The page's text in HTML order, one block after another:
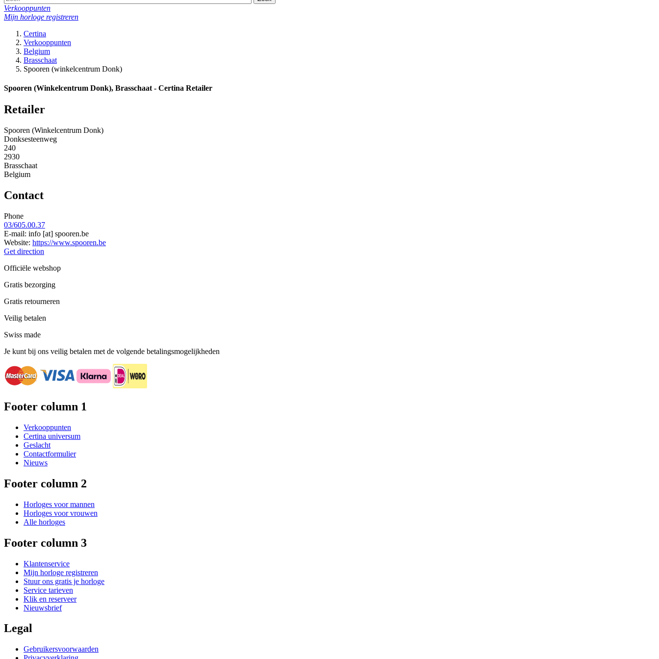
Verkooppunten
Mijn horloge registreren
Certina
Verkooppunten
Belgium
Brasschaat
Spooren (winkelcentrum Donk)
Spooren (Winkelcentrum Donk), Brasschaat - Certina Retailer
Retailer
Spooren (Winkelcentrum Donk)
Donksesteenweg
240
2930
Brasschaat
Belgium
Contact
Phone
03/605.00.37
E-mail: info [at] spooren.be
Website: https://www.spooren.be
Get direction
Officiële webshop
Gratis bezorging
Gratis retourneren
Veilig betalen
Swiss made
Je kunt bij ons veilig betalen met de volgende betalingsmogelijkheden
Footer column 1
Verkooppunten
Certina universum
Geslacht
Contactformulier
Nieuws
Footer column 2
Horloges voor mannen
Horloges voor vrouwen
Alle horloges
Footer column 3
Klantenservice
Mijn horloge registreren
Stuur ons gratis je horloge
Service tarieven
Klik en reserveer
Nieuwsbrief
Legal
Gebruikersvoorwaarden